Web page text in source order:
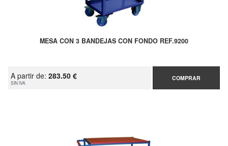
MESA CON 3 BANDEJAS CON FONDO REF.9200
A partir de: 283.50 €
SIN IVA
COMPRAR